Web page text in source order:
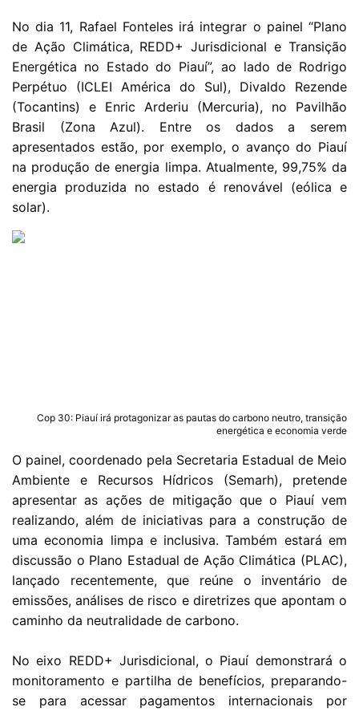
No dia 11, Rafael Fonteles irá integrar o painel “Plano
de Ação Climática, REDD+ Jurisdicional e Transição
Energética no Estado do Piauí”, ao lado de Rodrigo
Perpétuo (ICLEI América do Sul), Divaldo Rezende
(Tocantins) e Enric Arderiu (Mercuria), no Pavilhão
Brasil (Zona Azul). Entre os dados a serem
apresentados estão, por exemplo, o avanço do Piauí
na produção de energia limpa. Atualmente, 99,75% da
energia produzida no estado é renovável (eólica e
solar).
Cop 30: Piauí irá protagonizar as pautas do carbono neutro, transição
energética e economia verde
O painel, coordenado pela Secretaria Estadual de Meio
Ambiente e Recursos Hídricos (Semarh), pretende
apresentar as ações de mitigação que o Piauí vem
realizando, além de iniciativas para a construção de
uma economia limpa e inclusiva. Também estará em
discussão o Plano Estadual de Ação Climática (PLAC),
lançado recentemente, que reúne o inventário de
emissões, análises de risco e diretrizes que apontam o
caminho da neutralidade de carbono.
No eixo REDD+ Jurisdicional, o Piauí demonstrará o
monitoramento e partilha de benefícios, preparando-
se para acessar pagamentos internacionais por